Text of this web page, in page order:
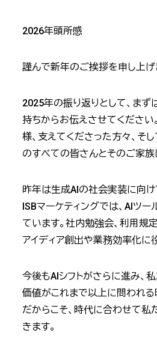
2026年頭所感
謹んで新年のご挨拶を申し上げ
2025年の振り返りとして、まず
持ちからお伝えさせてください
様、支えてくださった方々、そ
のすべての皆さんとそのご家族
昨年は生成AIの社会実装に向け
ISBマーケティングでは、AIツ
ています。社内勉強会、利用規
アイディア創出や業務効率化に
今後もAIシフトがさらに進み、
価値がこれまで以上に問われる
だからこそ、時代に合わせて私
きます。